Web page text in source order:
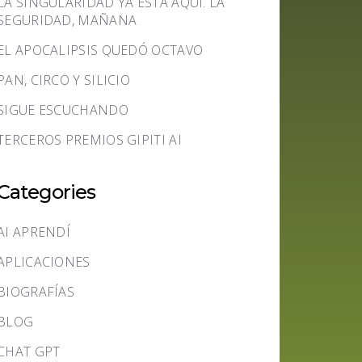
MAÑANA
APOCALIPSIS QUEDÓ OCTAVO
CIRCO Y SILICIO
ESCUCHANDO
PREMIOS GIPITI AI
APRENDÍ
GPT